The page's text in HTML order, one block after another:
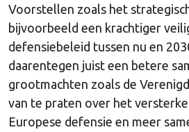
Voorstellen zoals het
bijvoorbeeld een krachtiger
defensiebeleid tussen nu en
daarentegen juist een betere
grootmachten zoals de
van te praten over het
Europese defensie en meer